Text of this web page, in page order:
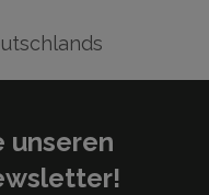
unseren